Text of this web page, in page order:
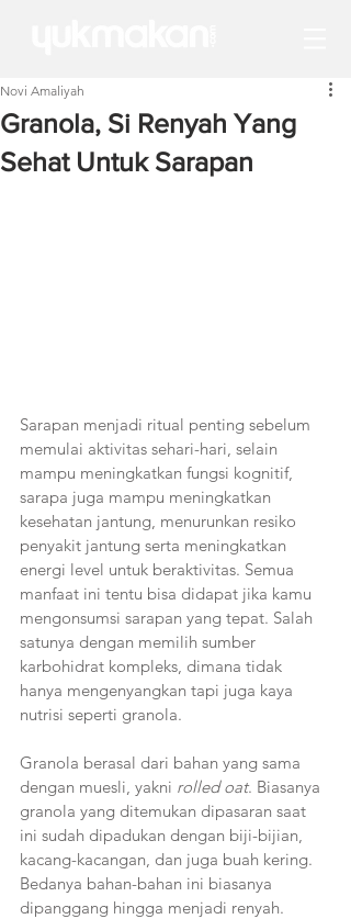
Granola, Si Renyah Yang
Sehat Untuk Sarapan
Novi Amaliyah
Sarapan menjadi ritual penting sebelum
memulai aktivitas sehari-hari, selain
mampu meningkatkan fungsi kognitif,
sarapa juga mampu meningkatkan
kesehatan jantung, menurunkan resiko
penyakit jantung serta meningkatkan
energi level untuk beraktivitas. Semua
manfaat ini tentu bisa didapat jika kamu
mengonsumsi sarapan yang tepat. Salah
satunya dengan memilih sumber
karbohidrat kompleks, dimana tidak
hanya mengenyangkan tapi juga kaya
nutrisi seperti granola.
Granola berasal dari bahan yang sama
dengan muesli, yakni rolled oat. Biasanya
granola yang ditemukan dipasaran saat
ini sudah dipadukan dengan biji-bijian,
kacang-kacangan, dan juga buah kering.
Bedanya bahan-bahan ini biasanya
dipanggang hingga menjadi renyah.